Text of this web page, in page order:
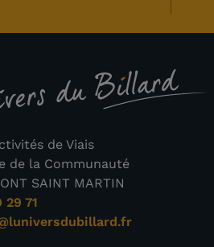
de Viais
de la Communauté
SAINT MARTIN
29 71